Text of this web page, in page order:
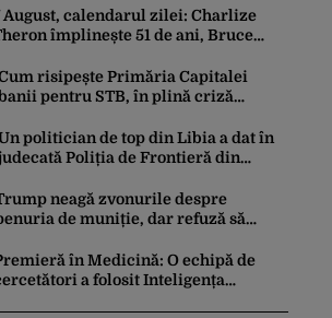
August, calendarul zilei: Charlize
împlinește 51 de ani, Bruce
anirisipește Primăria Capitalei
pentru STB, în plină criză
politician de top din Libia a dat în
Poliția de Frontieră din
terorist ISIS
neagă zvonurile despre
de muniție, dar refuză să
de rachete”
în Medicină: O echipă de
a folosit Inteligența